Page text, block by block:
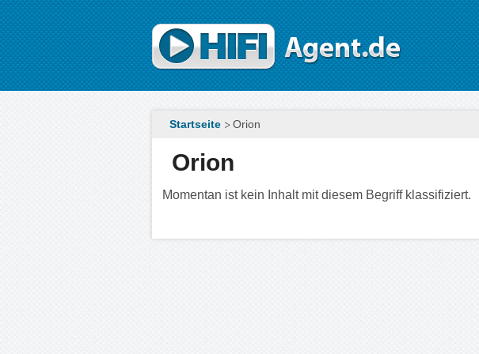
Direkt zum Inhalt
Startseite Orion
Orion
Momentan ist kein Inhalt mit diesem Begriff klassifiziert.